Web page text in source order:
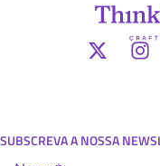
SUBSCREVA A NOSSA